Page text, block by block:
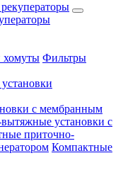
хомуты Фильтры
с мембранным
установки с
приточно-
Компактные